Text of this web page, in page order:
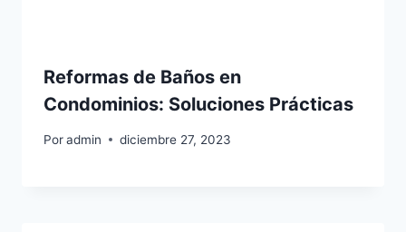
Reformas de Baños en
Condominios: Soluciones Prácticas
Poradmin diciembre 27, 2023